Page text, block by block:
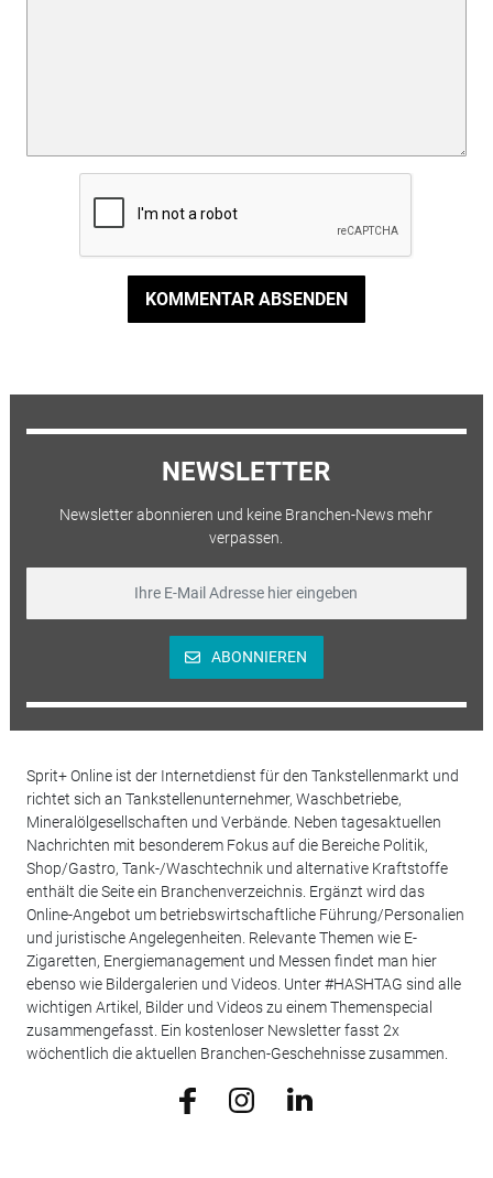
KOMMENTAR ABSENDEN
NEWSLETTER
Newsletter abonnieren und keine Branchen-News mehr
verpassen.
ABONNIEREN
Sprit+ Online ist der Internetdienst für den Tankstellenmarkt und
richtet sich an Tankstellenunternehmer, Waschbetriebe,
Mineralölgesellschaften und Verbände. Neben tagesaktuellen
Nachrichten mit besonderem Fokus auf die Bereiche Politik,
Shop/Gastro, Tank-/Waschtechnik und alternative Kraftstoffe
enthält die Seite ein Branchenverzeichnis. Ergänzt wird das
Online-Angebot um betriebswirtschaftliche Führung/Personalien
und juristische Angelegenheiten. Relevante Themen wie E-
Zigaretten, Energiemanagement und Messen findet man hier
ebenso wie Bildergalerien und Videos. Unter #HASHTAG sind alle
wichtigen Artikel, Bilder und Videos zu einem Themenspecial
zusammengefasst. Ein kostenloser Newsletter fasst 2x
wöchentlich die aktuellen Branchen-Geschehnisse zusammen.